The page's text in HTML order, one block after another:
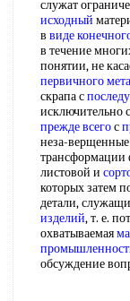
служат
исходный
в виде
в течение
понятии, не
первичного
скрапа с
исключительно с
прежде всегос
неза-
трансформации
листовой и
которых затем
детали,
изделий, т. е.
охватываемая
обсуждение